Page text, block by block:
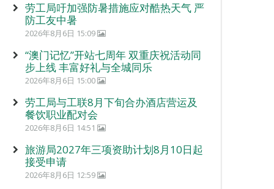
劳工局吁加强防暑措施应对酷热天气 严
防工友中暑
2026年8月6日 15:09
“澳门记忆”开站七周年 双重庆祝活动同
步上线 丰富好礼与全城同乐
2026年8月6日 15:00
劳工局与工联8月下旬合办酒店营运及
餐饮职业配对会
2026年8月6日 14:51
旅游局2027年三项资助计划8月10日起
接受申请
2026年8月6日 12:59